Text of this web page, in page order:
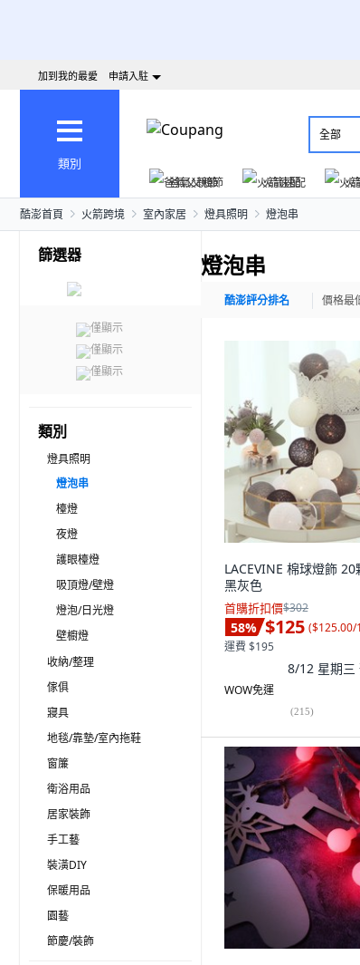
加到我的最愛 申請入駐
類別
全部
爸氣父親節
火箭速配 火
酷澎首頁 火箭跨境 室內家居 燈具照明 燈泡串
篩選器
僅顯示
僅顯示
僅顯示
類別
燈具照明
燈泡串
檯燈
夜燈
護眼檯燈
吸頂燈/壁燈
燈泡/日光燈
壁櫥燈
收納/整理
傢俱
寢具
地毯/靠墊/室內拖鞋
窗簾
衛浴用品
居家裝飾
手工藝
裝潢DIY
保暖用品
園藝
節慶/裝飾
燈泡串
酷澎評分排名 價格最
LACEVINE 棉球燈飾
黑灰色
首購折扣價$302
58% $125 ($125.00/
運費 $195
8/12 星期三
WOW免運
(215)